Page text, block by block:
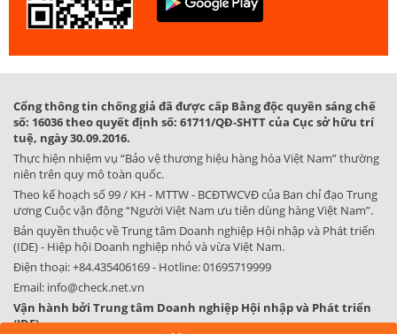
Cổng thông tin chống giả đã được cấp Bằng độc quyền sáng chế
số: 16036 theo quyết định số: 61711/QĐ-SHTT của Cục sở hữu trí
tuệ, ngày 30.09.2016.
Thực hiện nhiệm vụ “Bảo vệ thương hiệu hàng hóa Việt Nam” thường
niên trên quy mô toàn quốc.
Theo kế hoạch số 99 / KH - MTTW - BCĐTWCVĐ của Ban chỉ đạo Trung
ương Cuộc vận động “Người Việt Nam ưu tiên dùng hàng Việt Nam”.
Bản quyền thuộc về Trung tâm Doanh nghiệp Hội nhập và Phát triển
(IDE) - Hiệp hội Doanh nghiệp nhỏ và vừa Việt Nam.
Điện thoại:+84.435406169- Hotline:01695719999
Email: info@check.net.vn
Vận hành bởi Trung tâm Doanh nghiệp Hội nhập và Phát triển
(IDE)